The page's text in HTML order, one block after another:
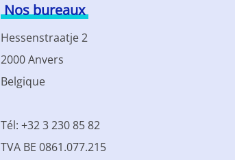
Nos bureaux
Hessenstraatje 2
2000 Anvers
Belgique
Tél: +32 3 230 85 82
TVA BE 0861.077.215